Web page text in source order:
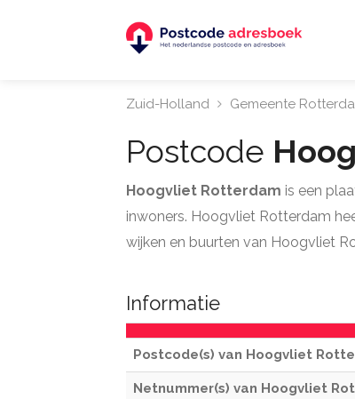
Zuid-Holland Gemeente
Postcode
Hoogvliet Rotterdam is een
inwoners. Hoogvliet Rotterdam
wijken en buurten van Hoogvliet
Informatie
Postcode(s) van Hoogvliet
Netnummer(s) van Hoogvliet